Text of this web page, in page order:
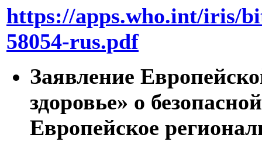
https://apps.who.int/iris/
58054-rus.pdf
Заявление
здоровье» о
Европейское